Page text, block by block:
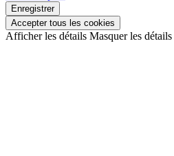
Enregistrer
Accepter tous les cookies
Afficher les détails Masquer les détails